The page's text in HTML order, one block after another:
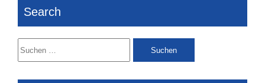
Search
Suchen
nach: